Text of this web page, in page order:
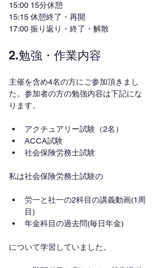
15:00 15分休憩
15:15 休憩終了・再開
17:00 振り返り・終了・解散
2.勉強・作業内容
主催を含め4名の方にご参加頂きまし
た。参加者の方の勉強内容は下記にな
ります。
アクチュアリー試験（2名）
ACCA試験
社会保険労務士試験
私は社会保険労務士試験の
労一と社一の2科目の講義動画(1周
目)
年金科目の過去問(毎日年金)
について学習していました。